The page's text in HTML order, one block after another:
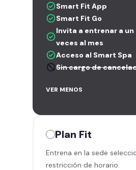
Smart Fit App
Smart Fit Go
Invita a entrenar a un
veces al mes
Acceso al Smart Spa
Sin cargo de
VER MENOS
Plan Fit
Entrena en la sede
restricción de horario.